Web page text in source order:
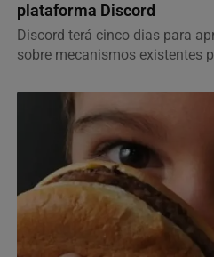
plataforma Discord
Discord terá cinco dias para
sobre mecanismos existentes